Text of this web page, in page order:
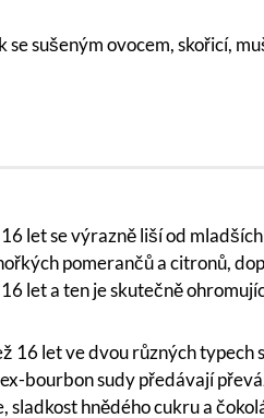
se sušeným ovocem, skořicí,
let se výrazně liší od
pomerančů a citronů,
let a ten je skutečně
16 let ve dvou různých
bourbon sudy předávají
sladkost hnědého cukru a